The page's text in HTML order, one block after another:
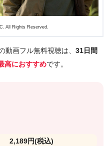
All Rights Reserved.
動画フル無料視聴は、 31日間
高におすすめです。
2,189円(税込)